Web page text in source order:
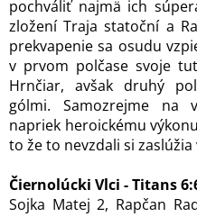
pochváliť najmä ich
zložení Traja statoční a
prekvapenie sa osudu
v prvom polčase svoje
Hrnčiar, avšak druhý
gólmi. Samozrejme na
napriek heroickému
to že to nevzdali si zaslúžia
Čiernolúcki Vlci - Titans
Sojka Matej 2, Rapčan